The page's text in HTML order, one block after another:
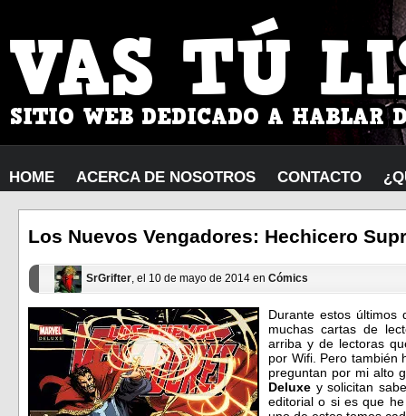
HOME ACERCA DE NOSOTROS CONTACTO
Los Nuevos Vengadores: Hechicero
SrGrifter, el 10 de mayo de 2014 en Cómics
Durante estos últimos
muchas cartas de
arriba y de lectoras
por Wifi. Pero también
preguntan por mi alto
Deluxe y solicitan
editorial o si es que